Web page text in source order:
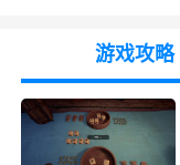
游戏攻略